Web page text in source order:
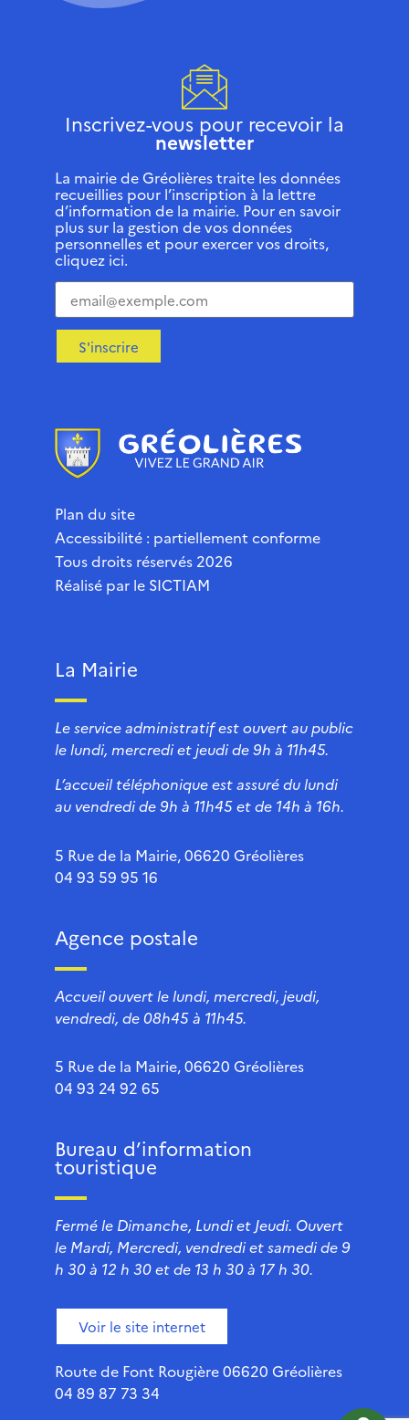
Inscrivez-vous pour recevoir la
newsletter
La mairie de Gréolières traite les données
recueillies pour l’inscription à la lettre
d’information de la mairie. Pour en savoir
plus sur la gestion de vos données
personnelles et pour exercer vos droits,
cliquez ici.
S'inscrire
Plan du site
Accessibilité : partiellement conforme
Tous droits réservés 2026
Réalisé par le SICTIAM
La Mairie
Le service administratif est ouvert au public
le lundi, mercredi et jeudi de 9h à 11h45.
L’accueil téléphonique est assuré du lundi
au vendredi de 9h à 11h45 et de 14h à 16h.
5 Rue de la Mairie, 06620 Gréolières
04 93 59 95 16
Agence postale
Accueil ouvert le lundi, mercredi, jeudi,
vendredi, de 08h45 à 11h45.
5 Rue de la Mairie, 06620 Gréolières
04 93 24 92 65
Bureau d’information
touristique
Fermé le Dimanche, Lundi et Jeudi. Ouvert
le Mardi, Mercredi, vendredi et samedi de 9
h 30 à 12 h 30 et de 13 h 30 à 17 h 30.
Voir le site internet
Route de Font Rougière 06620 Gréolières
04 89 87 73 34